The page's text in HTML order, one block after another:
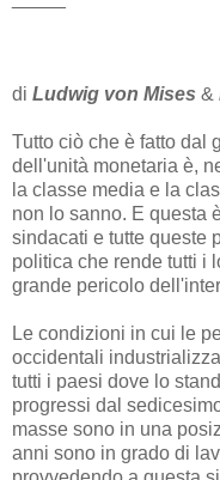
di Ludwig von Mises &
Tutto ciò che è fatto dal
dell'unità monetaria è,
la classe media e la
non lo sanno. E questa
sindacati e tutte queste
politica che rende tutti i
grande pericolo
Le condizioni in cui le
occidentali
tutti i paesi dove lo
progressi dal
masse sono in una
anni sono in grado di